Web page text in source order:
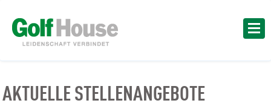
AKTUELLE STELLENANGEBOTE